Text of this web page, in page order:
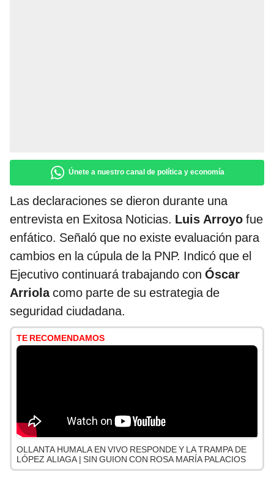
Únete a nuestro canal de política y economía
Las declaraciones se dieron durante una
entrevista en Exitosa Noticias. Luis Arroyo fue
enfático. Señaló que no existe evaluación para
cambios en la cúpula de la PNP. Indicó que el
Ejecutivo continuará trabajando con Óscar
Arriolacomo parte de su estrategia de
seguridad ciudadana.
TE RECOMENDAMOS
OLLANTA HUMALA EN VIVO RESPONDE Y LA TRAMPA DE
LÓPEZ ALIAGA | SIN GUION CON ROSA MARÍA PALACIOS